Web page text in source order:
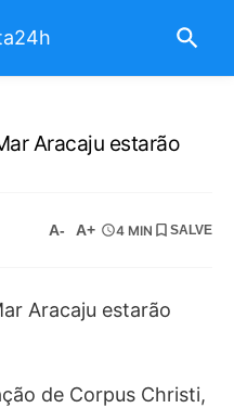
Aracaju estarão
A- A+ 4 MIN SALVE
de Corpus Christi,